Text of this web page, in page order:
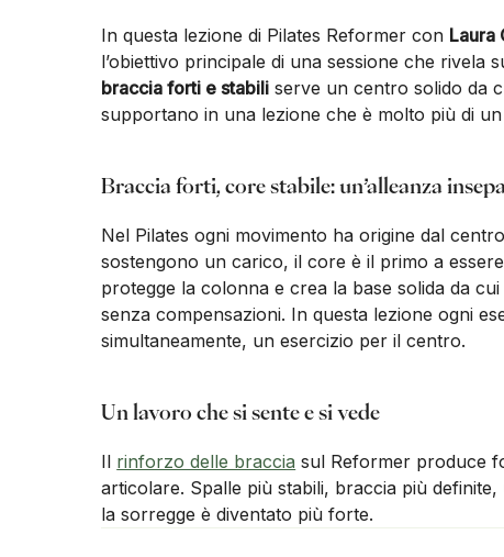
In questa lezione di Pilates Reformer con Laura
l’obiettivo principale di una sessione che
braccia forti e stabili serve un centro solido da
supportano in una lezione che è molto più di
Braccia forti, core stabile: un’alleanza
Nel Pilates ogni movimento ha origine dal
sostengono un carico, il core è il primo a
protegge la colonna e crea la base solida da
senza compensazioni. In questa lezione ogni
simultaneamente, un esercizio per il centro.
Un lavoro che si sente e si vede
Il rinforzo delle braccia sul Reformer produce
articolare. Spalle più stabili, braccia più
la sorregge è diventato più forte.